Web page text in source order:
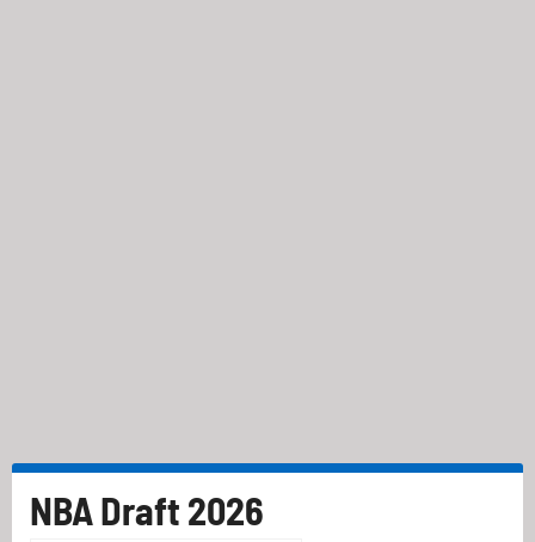
NBA Draft 2026